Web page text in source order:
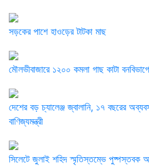
সড়কের পাশে হাওড়ের টাটকা মাছ
মৌলভীবাজারে ১২০০ কমলা গাছ কাটা
দেশের বড় চ্যালেঞ্জ জ্বালানি, ১৭ বছরের
বাণিজ্যমন্ত্রী
সিলেটে জুলাই শহিদ স্মৃতিস্তম্ভে পুষ্পস্তবক